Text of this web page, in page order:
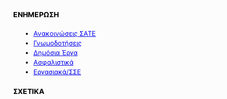
ΕΝΗΜΕΡΩΣΗ
Ανακοινώσεις ΣΑΤΕ
Γνωμοδοτήσεις
Δημόσια Έργα
Ασφαλιστικά
Εργασιακά/ΣΣΕ
ΣΧΕΤΙΚΑ